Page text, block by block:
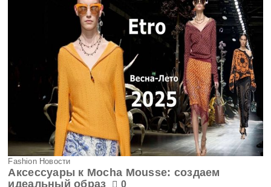
Fashion Новости
Аксессуары к Mocha Mousse: создаем
идеальный образ
0